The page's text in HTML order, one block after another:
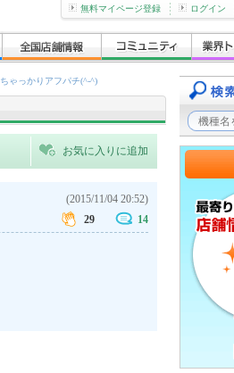
無料マイページ登録 ログイン
ちゃっかりアフパチ(^-^)
お気に入りに追加
(2015/11/04 20:52)
29
14